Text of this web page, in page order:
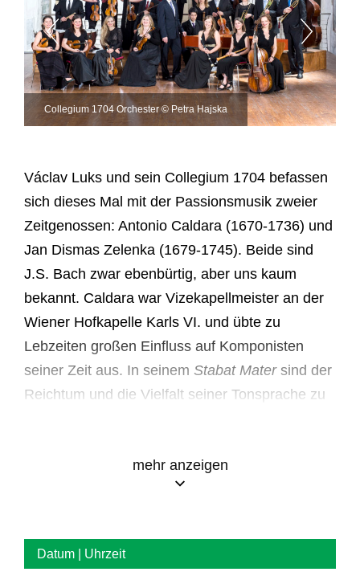
Collegium 1704 Orchester © Petra Hajska
Václav Luks und sein Collegium 1704 befassen
sich dieses Mal mit der Passionsmusik zweier
Zeitgenossen: Antonio Caldara (1670-1736) und
Jan Dismas Zelenka (1679-1745). Beide sind
J.S. Bach zwar ebenbürtig, aber uns kaum
bekannt. Caldara war Vizekapellmeister an der
Wiener Hofkapelle Karls VI. und übte zu
Lebzeiten großen Einfluss auf Komponisten
seiner Zeit aus. In seinem Stabat Mater sind der
Reichtum und die Vielfalt seiner Tonsprache zu
Statio quadruplex pro Processione Theophorica
ZWV 158 entstand 1709 und ist eines seiner
alle typischen Merkmale: tiefe Emotionalität,
einen raffinierten Kontrapunkt, Gespür für die
mehr anzeigen
Datum | Uhrzeit